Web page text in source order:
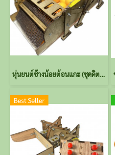
หุ่นยนต์ช้างน้อยต้อนแกะ (ชุดคิต) ไม่รวมรีโมตและลูกปิงปอง
Best Seller